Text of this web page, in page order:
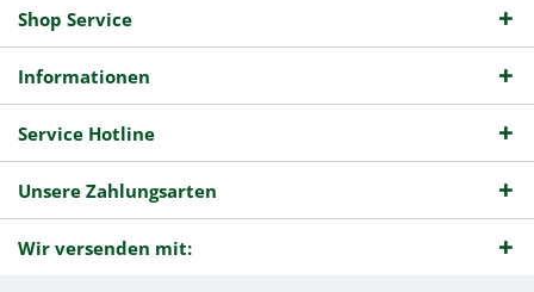
Shop Service
Informationen
Service Hotline
Unsere Zahlungsarten
Wir versenden mit: